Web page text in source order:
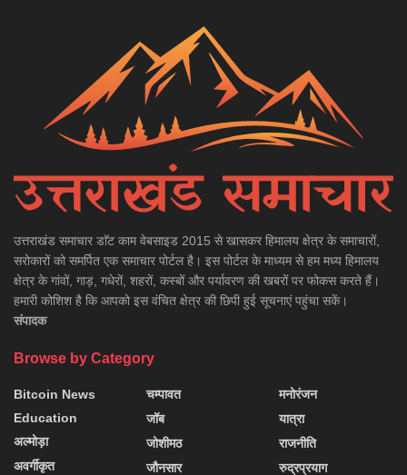
उत्तराखंड समाचार डाॅट काम वेबसाइड 2015 से खासकर हिमालय क्षेत्र के समाचारों,
सरोकारों को समर्पित एक समाचार पोर्टल है। इस पोर्टल के माध्यम से हम मध्य हिमालय
क्षेत्र के गांवों, गाड़, गधेरों, शहरों, कस्बों और पर्यावरण की खबरों पर फोकस करते हैं।
हमारी कोशिश है कि आपको इस वंचित क्षेत्र की छिपी हुई सूचनाएं पहुंचा सकें।
संपादक
Browse by Category
Bitcoin News
Education
अल्मोड़ा
अवर्गीकृत
चम्पावत
जॉब
जोशीमठ
जौनसार
मनोरंजन
यात्रा
राजनीति
रुद्रप्रयाग